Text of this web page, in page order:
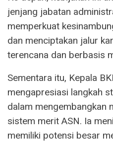
jenjang jabatan
memperkuat
dan menciptakan jalur
terencana dan berbasis
Sementara itu, Kepala
mengapresiasi langkah
dalam mengembangkan
sistem merit ASN. Ia
memiliki potensi besar